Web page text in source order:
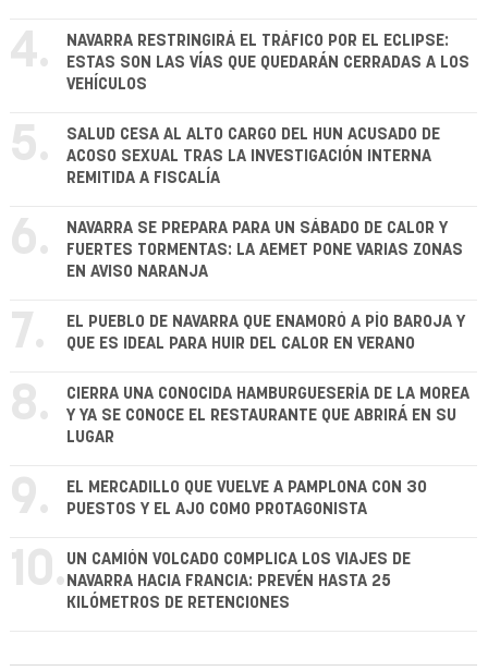
4.
NAVARRA RESTRINGIRÁ EL TRÁFICO POR EL ECLIPSE:
ESTAS SON LAS VÍAS QUE QUEDARÁN CERRADAS A LOS
VEHÍCULOS
5.
SALUD CESA AL ALTO CARGO DEL HUN ACUSADO DE
ACOSO SEXUAL TRAS LA INVESTIGACIÓN INTERNA
REMITIDA A FISCALÍA
6.
NAVARRA SE PREPARA PARA UN SÁBADO DE CALOR Y
FUERTES TORMENTAS: LA AEMET PONE VARIAS ZONAS
EN AVISO NARANJA
7.
EL PUEBLO DE NAVARRA QUE ENAMORÓ A PÍO BAROJA Y
QUE ES IDEAL PARA HUIR DEL CALOR EN VERANO
8.
CIERRA UNA CONOCIDA HAMBURGUESERÍA DE LA MOREA
Y YA SE CONOCE EL RESTAURANTE QUE ABRIRÁ EN SU
LUGAR
9.
EL MERCADILLO QUE VUELVE A PAMPLONA CON 30
PUESTOS Y EL AJO COMO PROTAGONISTA
10. UN CAMIÓN VOLCADO COMPLICA LOS VIAJES DE
NAVARRA HACIA FRANCIA: PREVÉN HASTA 25
KILÓMETROS DE RETENCIONES